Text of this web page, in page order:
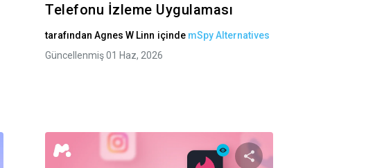
Telefonu İzleme Uygulaması
tarafındanAgnes W Linn içinde mSpy Alternatives
Güncellenmiş 01 Haz, 2026